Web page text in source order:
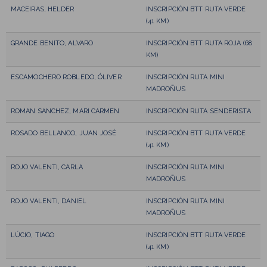
MACEIRAS, HELDER
INSCRIPCIÓN BTT RUTA VERDE
(41 KM)
GRANDE BENITO, ALVARO
INSCRIPCIÓN BTT RUTA ROJA (68
KM)
ESCAMOCHERO ROBLEDO, ÓLIVER
INSCRIPCIÓN RUTA MINI
MADROÑUS
ROMAN SANCHEZ, MARI CARMEN INSCRIPCIÓN RUTA SENDERISTA
ROSADO BELLANCO, JUAN JOSÉ
INSCRIPCIÓN BTT RUTA VERDE
(41 KM)
ROJO VALENTI, CARLA
INSCRIPCIÓN RUTA MINI
MADROÑUS
ROJO VALENTI, DANIEL
INSCRIPCIÓN RUTA MINI
MADROÑUS
LÚCIO, TIAGO
INSCRIPCIÓN BTT RUTA VERDE
(41 KM)